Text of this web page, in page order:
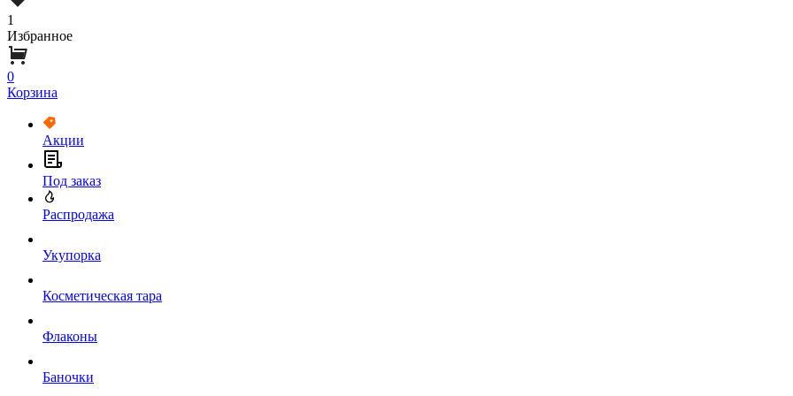
1
Избранное
0
Корзина
Акции
Под заказ
Распродажа
Укупорка
Косметическая тара
Флаконы
Баночки